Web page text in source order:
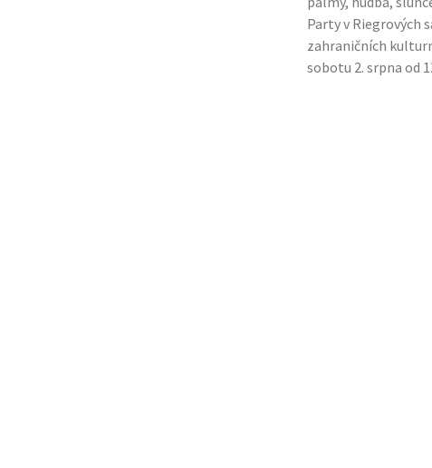
Party v Riegrových
zahraničních
sobotu 2. srpna od